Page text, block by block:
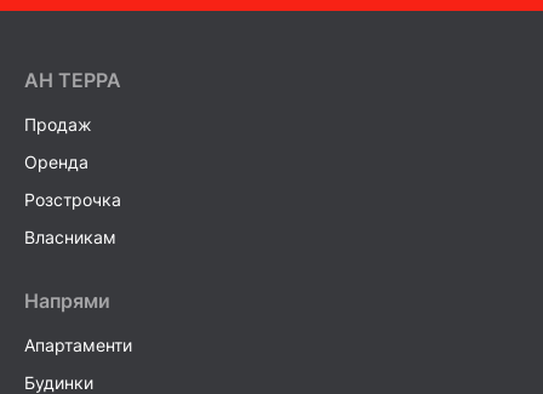
AH ТEPPA
Продаж
Оренда
Розстрочка
Власникам
Напрями
Апартаменти
Будинки